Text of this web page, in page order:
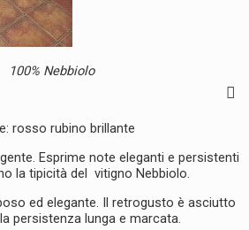
100% Nebbiolo
rosso rubino brillante
Esprime note eleganti e persistenti
la tipicità del vitigno Nebbiolo.
ed elegante. Il retrogusto è asciutto
persistenza lunga e marcata.